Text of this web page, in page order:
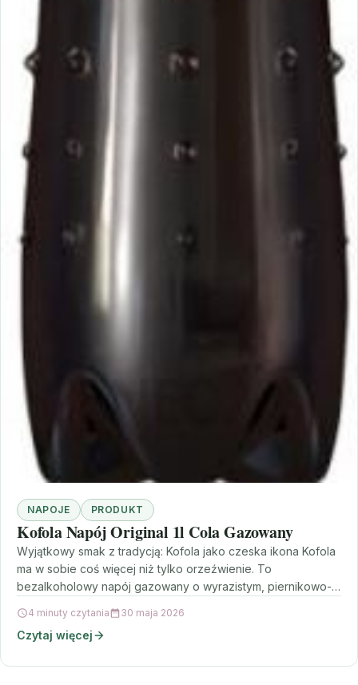
NAPOJE PRODUKT
Kofola Napój Original 1l Cola Gazowany
Wyjątkowy smak z tradycją: Kofola jako czeska ikona Kofola
ma w sobie coś więcej niż tylko orzeźwienie. To
bezalkoholowy napój gazowany o wyrazistym, piernikowo-
4 minuty czytania 30 maja 2026
Czytaj więcej